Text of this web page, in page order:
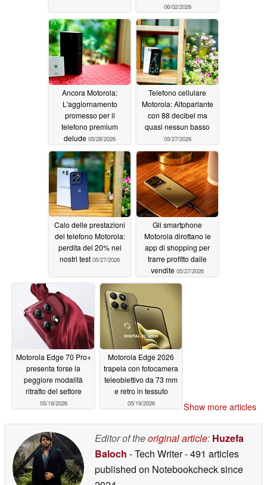
06/02/2026
Ancora Motorola:
L'aggiornamento
promesso per il
telefono premium
delude 05/28/2026
Telefono cellulare
Motorola: Altoparlante
con 88 decibel ma
quasi nessun basso
05/27/2026
Calo delle prestazioni
del telefono Motorola:
perdita del 20% nei
nostri test 05/27/2026
Gli smartphone
Motorola dirottano le
app di shopping per
trarre profitto dalle
vendite 05/27/2026
Motorola Edge 70 Pro+
presenta forse la
peggiore modalità
ritratto del settore
05/19/2026
Motorola Edge 2026
trapela con fotocamera
teleobiettivo da 73 mm
e retro in tessuto
05/19/2026 Show more articles
Editor of theoriginal article: Huzefa
Baloch - Tech Writer- 491 articles
published on Notebookchecksince